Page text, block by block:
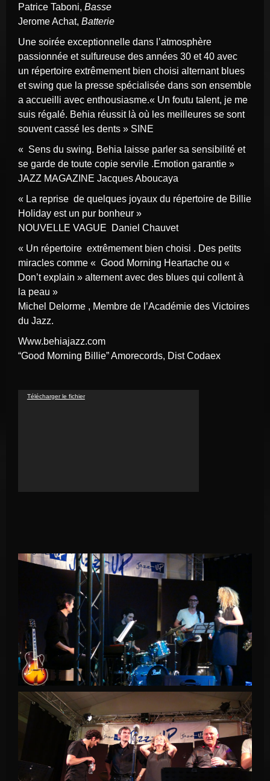
Patrice Taboni, Basse
Jerome Achat, Batterie
Une soirée exceptionnelle dans l’atmosphère
passionnée et sulfureuse des années 30 et 40 avec
un répertoire extrêmement bien choisi alternant blues
et swing que la presse spécialisée dans son ensemble
a accueilli avec enthousiasme.« Un foutu talent, je me
suis régalé. Behia réussit là où les meilleures se sont
souvent cassé les dents » SINE
« Sens du swing. Behia laisse parler sa sensibilité et
se garde de toute copie servile .Emotion garantie »
JAZZ MAGAZINE Jacques Aboucaya
« La reprise de quelques joyaux du répertoire de Billie
Holiday est un pur bonheur »
NOUVELLE VAGUE Daniel Chauvet
« Un répertoire extrêmement bien choisi . Des petits
miracles comme « Good Morning Heartache ou «
Don’t explain » alternent avec des blues qui collent à
la peau »
Michel Delorme , Membre de l’Académie des Victoires
du Jazz.
www.behiajazz.com
“Good Morning Billie” Amorecords, Dist Codaex
Lecteur
Télécharger le fichier